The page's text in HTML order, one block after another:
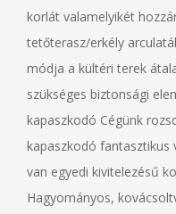
korlát valamelyikét
tetőterasz/erkély
módja a kültéri terek
szükséges biztonsági
kapaszkodó Cégünk
kapaszkodó fantasztikus
van egyedi kivitelezésű
Hagyományos,